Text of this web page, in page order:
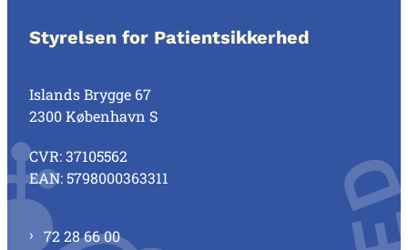
Styrelsen for Patientsikkerhed
Islands Brygge 67
2300 København S
CVR: 37105562
EAN: 5798000363311
72 28 66 00